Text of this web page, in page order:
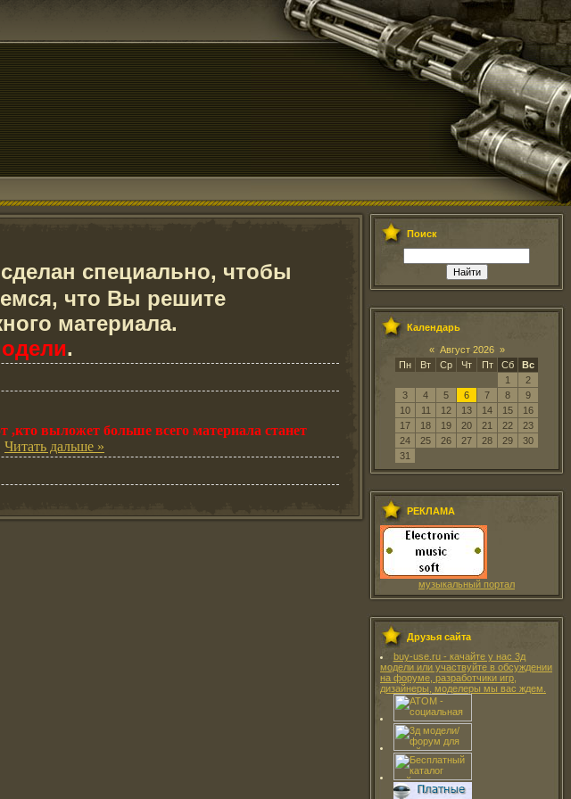
специально, чтобы
что Вы решите
материала.
.
выложет больше всего материала станет
Читать дальше »
Поиск
Календарь
« Август 2026 »
Пн
Вт Ср Чт Пт Сб
Вс
1
2
3
4 5 6 7 8
9
10
11 12 13 14 15
16
17
18 19 20 21 22
23
24
25 26 27 28 29
30
31
РЕКЛАМА
музыкальный портал
Друзья сайта
buy-use.ru - качайте у нас 3д
модели или участвуйте в обсуждении
на форуме, разработчики игр,
дизайнеры, моделеры мы вас ждем.